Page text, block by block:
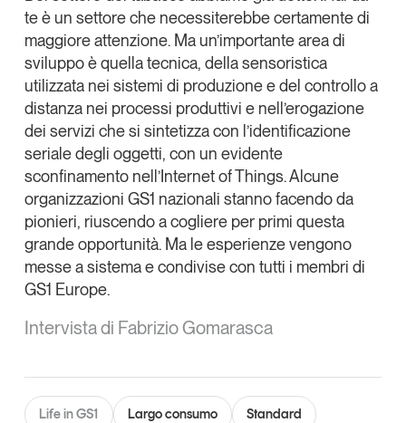
te è un settore che necessiterebbe certamente di
maggiore attenzione. Ma un’importante area di
sviluppo è quella tecnica, della sensoristica
utilizzata nei sistemi di produzione e del controllo a
distanza nei processi produttivi e nell’erogazione
dei servizi che si sintetizza con l’identificazione
seriale degli oggetti, con un evidente
sconfinamento nell’Internet of Things. Alcune
organizzazioni GS1 nazionali stanno facendo da
pionieri, riuscendo a cogliere per primi questa
grande opportunità. Ma le esperienze vengono
messe a sistema e condivise con tutti i membri di
GS1 Europe.
Intervista di Fabrizio Gomarasca
Life in GS1 Largo consumo Standard